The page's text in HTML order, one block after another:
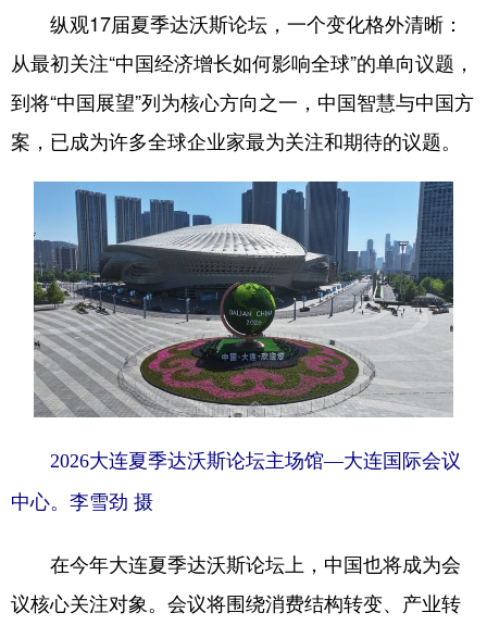
纵观17届夏季达沃斯论坛，一个变化格外清晰：
从最初关注“中国经济增长如何影响全球”的单向议题，
到将“中国展望”列为核心方向之一，中国智慧与中国方
案，已成为许多全球企业家最为关注和期待的议题。
2026大连夏季达沃斯论坛主场馆—大连国际会议
中心。李雪劲 摄
在今年大连夏季达沃斯论坛上，中国也将成为会
议核心关注对象。会议将围绕消费结构转变、产业转